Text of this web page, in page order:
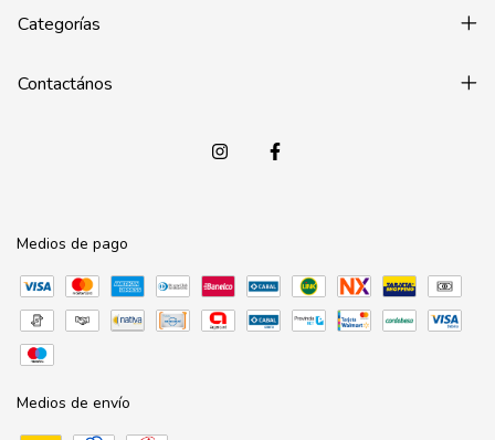
Categorías
Contactános
Medios de pago
Medios de envío